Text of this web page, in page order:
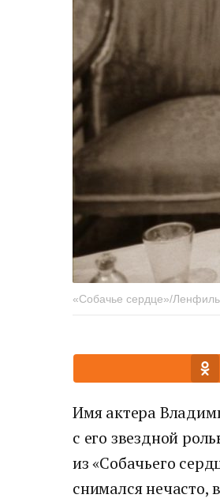
«Собачье сердце»/
Имя актера
с его звездной
из «Собачьего
снимался нечасто,